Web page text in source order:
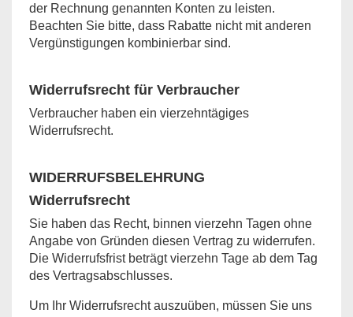
der Rechnung genannten Konten zu leisten.
Beachten Sie bitte, dass Rabatte nicht mit anderen
Vergünstigungen kombinierbar sind.
Widerrufsrecht für Verbraucher
Verbraucher haben ein vierzehntägiges
Widerrufsrecht.
WIDERRUFSBELEHRUNG
Widerrufsrecht
Sie haben das Recht, binnen vierzehn Tagen ohne
Angabe von Gründen diesen Vertrag zu widerrufen.
Die Widerrufsfrist beträgt vierzehn Tage ab dem Tag
des Vertragsabschlusses.
Um Ihr Widerrufsrecht auszuüben, müssen Sie uns